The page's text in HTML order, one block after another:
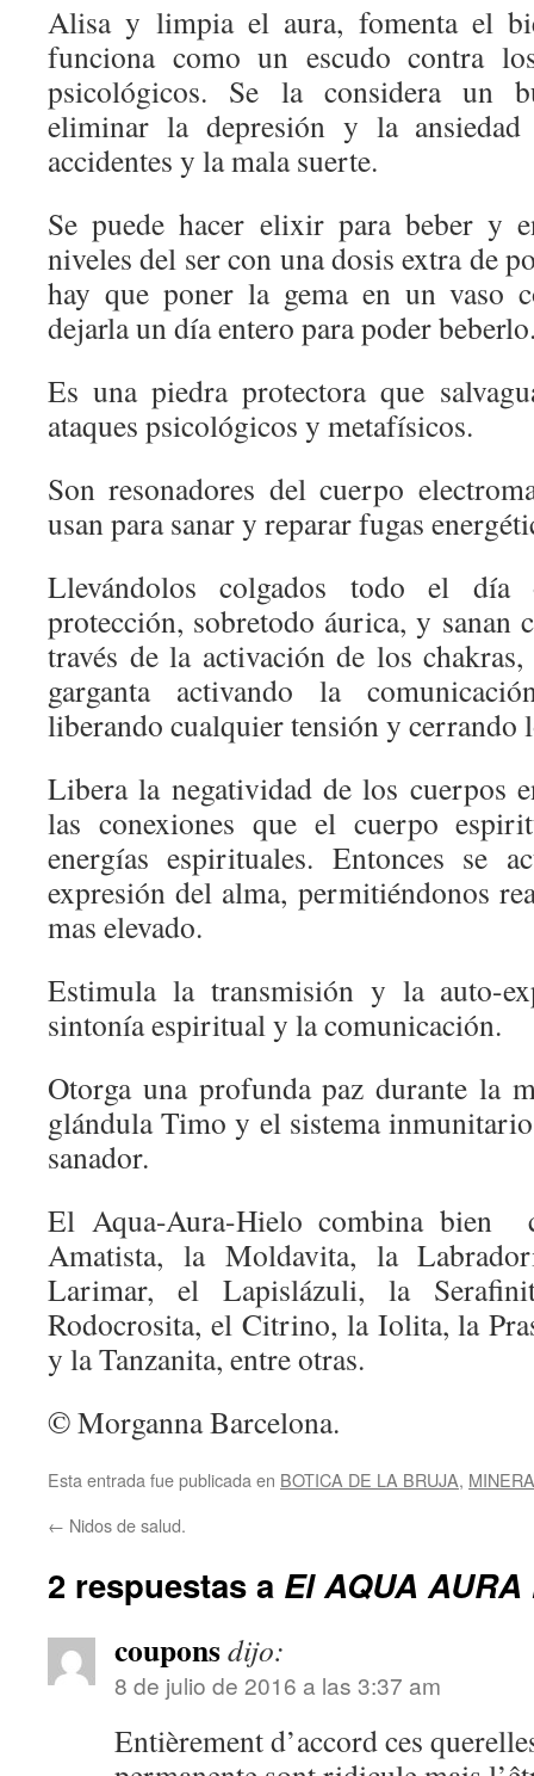
Alisa y limpia el aura, fomenta el
funciona como un escudo contra
psicológicos. Se la considera un
eliminar la depresión y la
accidentes y la mala suerte.
Se puede hacer elixir para beber y
niveles del ser con una dosis extra de
hay que poner la gema en un vaso
dejarla un día entero para poder
Es una piedra protectora que
ataques psicológicos y metafísicos.
Son resonadores del cuerpo
usan para sanar y reparar fugas
Llevándolos colgados todo el día
protección, sobretodo áurica, y sanan
través de la activación de los
garganta activando la
liberando cualquier tensión y cerrando
Libera la negatividad de los cuerpos
las conexiones que el cuerpo
energías espirituales. Entonces se
expresión del alma, permitiéndonos
mas elevado.
Estimula la transmisión y la auto-
sintonía espiritual y la comunicación.
Otorga una profunda paz durante la
glándula Timo y el sistema
sanador.
El Aqua-Aura-Hielo combina bien
Amatista, la Moldavita, la
Larimar, el Lapislázuli, la
Rodocrosita, el Citrino, la Iolita, la
y la Tanzanita, entre otras.
© Morganna Barcelona.
Esta entrada fue publicada en BOTICA DE LA BRUJA,
← Nidos de salud.
2 respuestas a El AQUA AURA
couponsdijo:
8 de julio de 2016 a las 3:37 am
Entièrement d’accord ces